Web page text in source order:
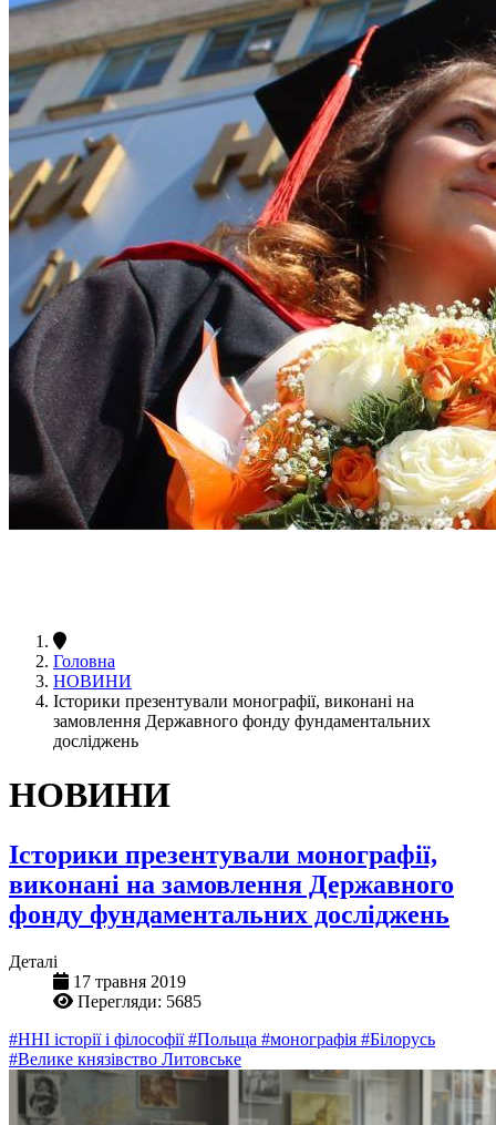
Головна
НОВИНИ
Історики презентували монографії, виконані на
замовлення Державного фонду фундаментальних
досліджень
НОВИНИ
Історики презентували монографії,
виконані на замовлення Державного
фонду фундаментальних досліджень
Деталі
17 травня 2019
Перегляди: 5685
#ННІ історії і філософії#Польща #монографія #Білорусь
#Велике князівство Литовське